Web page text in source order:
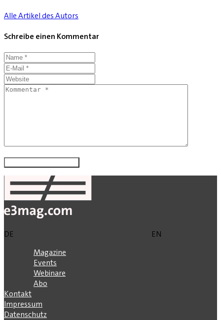
Alle Artikel des Autors
Schreibe einen Kommentar
DE
EN
Magazine
Events
Webinare
Abo
Kontakt
Impressum
Datenschutz